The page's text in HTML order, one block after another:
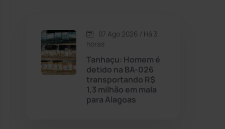
Caetité (1504)
Candiba (157)
Cândido Sales
07 Ago 2026 / Há 3
horas
Tanhaçu: Homem é
detido na BA-026
transportando R$
1,3 milhão em mala
para Alagoas